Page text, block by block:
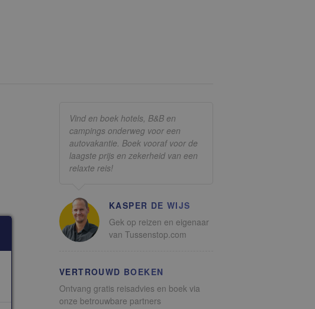
Vind en boek hotels, B&B en
campings onderweg voor een
autovakantie. Boek vooraf voor de
laagste prijs en zekerheid van een
relaxte reis!
KASPER DE WIJS
Gek op reizen en eigenaar
van Tussenstop.com
VERTROUWD BOEKEN
Ontvang gratis reisadvies en boek via
onze betrouwbare partners